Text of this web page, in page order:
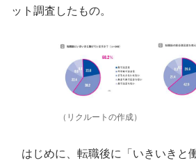
ット調査したもの。
（リクルートの作成）
はじめに、転職後に「いきいきと